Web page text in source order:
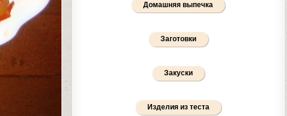
Домашняя выпечка
Заготовки
Закуски
Изделия из теста